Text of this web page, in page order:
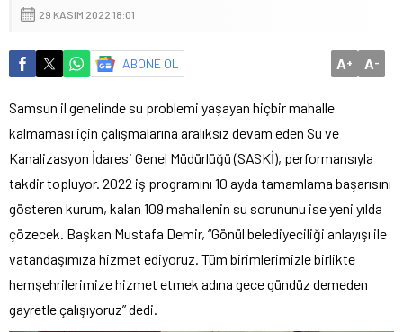
29 KASIM 2022 18:01
ABONE OL A+ A-
Samsun il genelinde su problemi yaşayan hiçbir mahalle
kalmaması için çalışmalarına aralıksız devam eden Su ve
Kanalizasyon İdaresi Genel Müdürlüğü (SASKİ), performansıyla
takdir topluyor. 2022 iş programını 10 ayda tamamlama başarısını
gösteren kurum, kalan 109 mahallenin su sorununu ise yeni yılda
çözecek. Başkan Mustafa Demir, “Gönül belediyeciliği anlayışı ile
vatandaşımıza hizmet ediyoruz. Tüm birimlerimizle birlikte
hemşehrilerimize hizmet etmek adına gece gündüz demeden
gayretle çalışıyoruz” dedi.